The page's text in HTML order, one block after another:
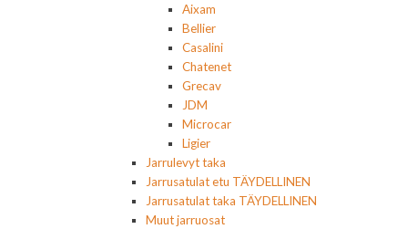
Aixam
Bellier
Casalini
Chatenet
Grecav
JDM
Microcar
Ligier
Jarrulevyt taka
Jarrusatulat etu TÄYDELLINEN
Jarrusatulat taka TÄYDELLINEN
Muut jarruosat